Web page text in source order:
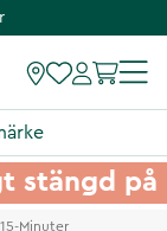
stängd
Minuter